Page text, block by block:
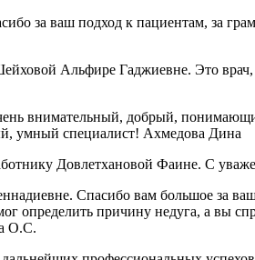
за ваш подход к пациентам, за
Альфире Гаджиевне. Это
внимательный, добрый,
умный специалист! Ахмедова Дина
Довлетхановой Фаине. С
Спасибо вам большое за
определить причину недуга, а вы
О.С.